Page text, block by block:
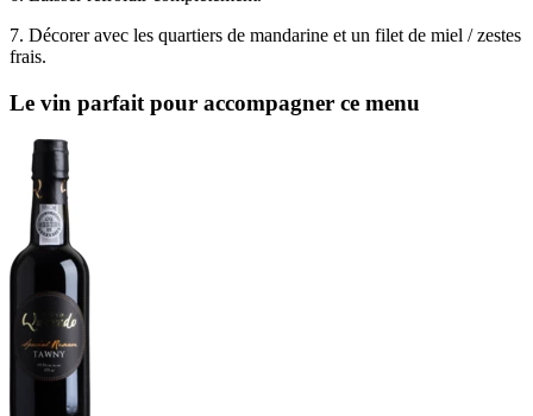
7. Décorer avec les quartiers de mandarine et un filet de miel / zestes
frais.
Le vin parfait pour accompagner ce menu